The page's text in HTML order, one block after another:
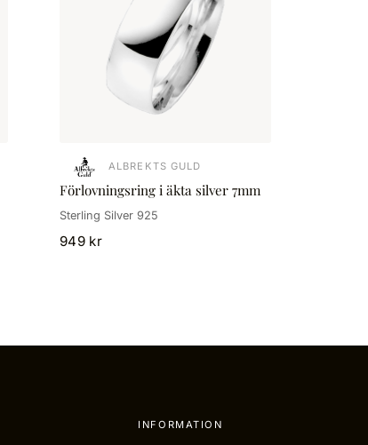
ALBREKTS GULD
Förlovningsring i äkta silver 7mm
Sterling Silver 925
949 kr
INFORMATION